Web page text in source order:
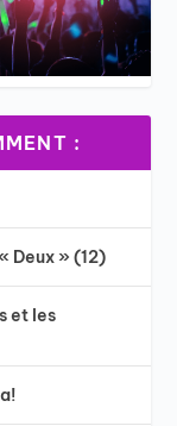
:
Deux » (12)
et les